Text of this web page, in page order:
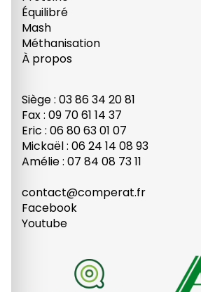
Équilibré
Mash
Méthanisation
À propos
Siège : 03 86 34 20 81
Fax : 09 70 61 14 37
Eric : 06 80 63 01 07
Mickaël : 06 24 14 08 93
Amélie : 07 84 08 73 11
contact@comperat.fr
Facebook
Youtube